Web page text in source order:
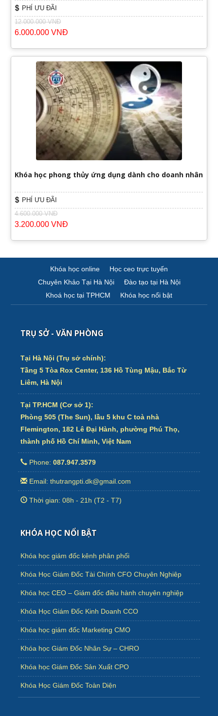
PHÍ ƯU ĐÃI
12.000.000 VNĐ
6.000.000 VNĐ
Khóa học phong thủy ứng dụng dành cho doanh nhân
PHÍ ƯU ĐÃI
4.600.000 VNĐ
3.200.000 VNĐ
Khóa học online
Học ceo trực tuyến
Chuyên Khảo Tại Hà Nội
Đào tạo tại Hà Nội
Khoá học tại TPHCM
Khóa học nổi bật
TRỤ SỞ - VĂN PHÒNG
Tại Hà Nội (Trụ sở chính):
Tầng 5 Tòa Rox Center, 136 Hồ Tùng Mậu, Bắc Từ
Liêm, Hà Nội
Tại TP.HCM (Cơ sở 1):
Phòng 505 (The Sun), lầu 5 khu C toà nhà
Flemington, 182 Lê Đại Hành, phường Phú Thọ,
thành phố Hồ Chí Minh, Việt Nam
Phone:087.947.3579
Email: thutrangpti.dk@gmail.com
Thời gian: 08h - 21h (T2 - T7)
KHÓA HỌC NỔI BẬT
Khóa học giám đốc kênh phân phối
Khóa Học Giám Đốc Tài Chính CFO Chuyên Nghiêp
Khóa học CEO – Giám đốc điều hành chuyên nghiệp
Khóa Học Giám Đốc Kinh Doanh CCO
Khóa học giám đốc Marketing CMO
Khóa học Giám Đốc Nhân Sự – CHRO
Khóa học Giám Đốc Sản Xuất CPO
Khóa Học Giám Đốc Toàn Diện